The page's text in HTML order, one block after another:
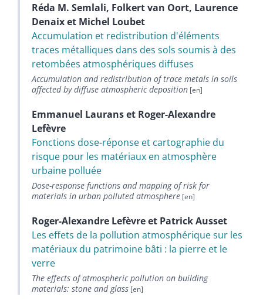
Réda M. Semlali, Folkertvan Oort, Laurence
Denaixet Michel Loubet
Accumulation et redistribution d'éléments
traces métalliques dans des sols soumis à des
retombées atmosphériques diffuses
Accumulation and redistribution of trace metals in soils
affected by diffuse atmospheric deposition
Emmanuel Lauranset Roger-Alexandre
Lefèvre
Fonctions dose-réponse et cartographie du
risque pour les matériaux en atmosphère
urbaine polluée
Dose-response functions and mapping of risk for
materials in urban polluted atmosphere
Roger-Alexandre Lefèvreet PatrickAusset
Les effets de la pollution atmosphérique sur les
matériaux du patrimoine bâti : la pierre et le
verre
The effects of atmospheric pollution on building
materials: stone and glass